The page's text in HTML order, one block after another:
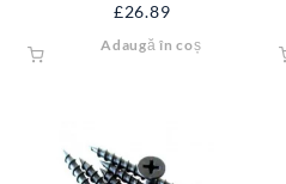
06786
£26.89
Adaugă în coș